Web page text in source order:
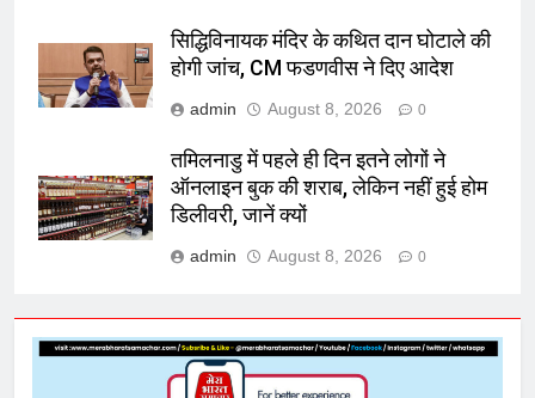
सिद्धिविनायक मंदिर के कथित दान घोटाले की
होगी जांच, CM फडणवीस ने दिए आदेश
admin August 8, 2026 0
तमिलनाडु में पहले ही दिन इतने लोगों ने
ऑनलाइन बुक की शराब, लेकिन नहीं हुई होम
डिलीवरी, जानें क्यों
admin August 8, 2026 0